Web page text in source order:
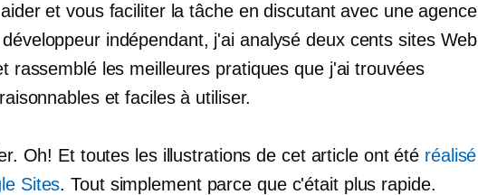
et vous faciliter la tâche en discutant avec une agence
indépendant, j'ai analysé deux cents sites Web
rassemblé les meilleures pratiques que j'ai trouvées
et faciles à utiliser.
Oh! Et toutes les illustrations de cet article ont été réalisé
Sites. Tout simplement parce que c'était plus rapide.